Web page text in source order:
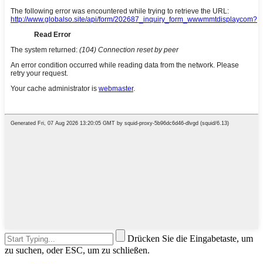
Drücken Sie die Eingabetaste, um
zu suchen, oder ESC, um zu schließen.